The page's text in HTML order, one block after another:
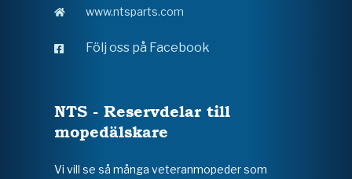
www.ntsparts.com
Följ oss på Facebook
NTS - Reservdelar till
mopedälskare
Vi vill se så många veteranmopeder som